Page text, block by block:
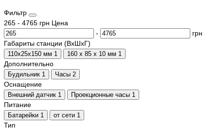
Фильтр
265 - 4765 грн Цена
-
грн
Габариты станции (ВхШхГ)
110х25х150 мм 1 160 х 85 х 10 мм 1
Дополнительно
Будильник 1 Часы 2
Оснащение
Внешний датчик 1 Проекционные часы 1
Питание
Батарейки 1 от сети 1
Тип